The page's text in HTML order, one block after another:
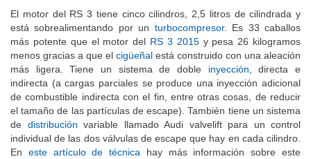
El motor del RS 3 tiene cinco cilindros, 2,5 litros de cilindrada y
está sobrealimentando por un turbocompresor. Es 33 caballos
más potente que el motor del RS 3 2015y pesa 26 kilogramos
menos gracias a que el cigüeñal está construido con una aleación
más ligera. Tiene un sistema de doble inyección, directa e
indirecta (a cargas parciales se produce una inyección adicional
de combustible indirecta con el fin, entre otras cosas, de reducir
el tamaño de las partículas de escape). También tiene un sistema
de distribución variable llamado Audi valvelift para un control
individual de las dos válvulas de escape que hay en cada cilindro.
En este artículo de técnica hay más información sobre este